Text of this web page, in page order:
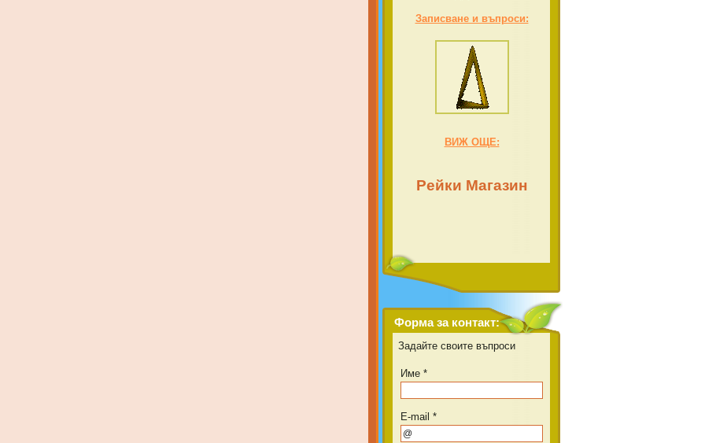
Записване и въпроси:
ВИЖ ОЩЕ:
Рейки Магазин
Форма за контакт:
Задайте своите въпроси
Име *
E-mail *